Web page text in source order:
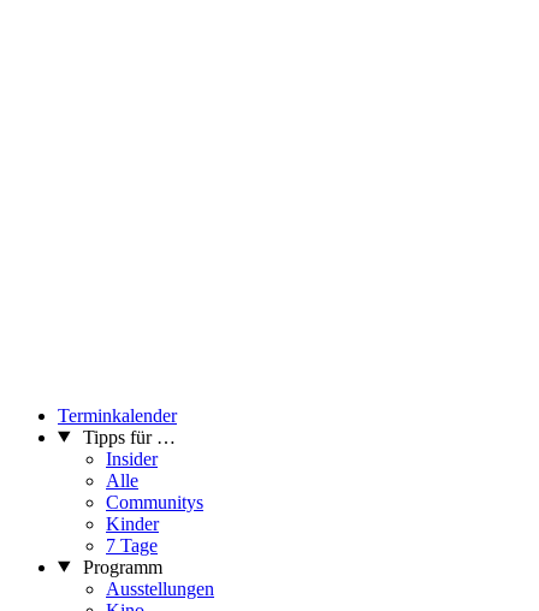
Terminkalender
Tipps für …
Insider
Alle
Communitys
Kinder
7 Tage
Programm
Ausstellungen